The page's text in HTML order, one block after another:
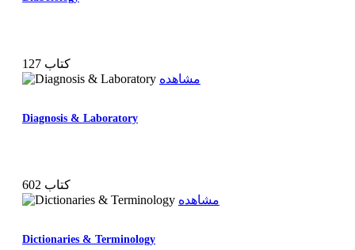
127 کتاب
مشاهده
Diagnosis & Laboratory
602 کتاب
مشاهده
Dictionaries & Terminology